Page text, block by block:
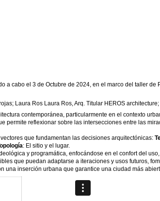
a cabo el 3 de Octubre de 2024, en el marco del taller de
Laura Ros Laura Ros, Arq. Titular HEROS
contemporánea, particularmente en el contexto
permite reflexionar sobre las intersecciones entre las
que fundamentan las decisiones arquitectónicas:
: El sitio y el lugar.
y programática, enfocándose en el confort del
que puedan adaptarse a iteraciones y usos futuros,
una inserción urbana que garantice una ciudad más